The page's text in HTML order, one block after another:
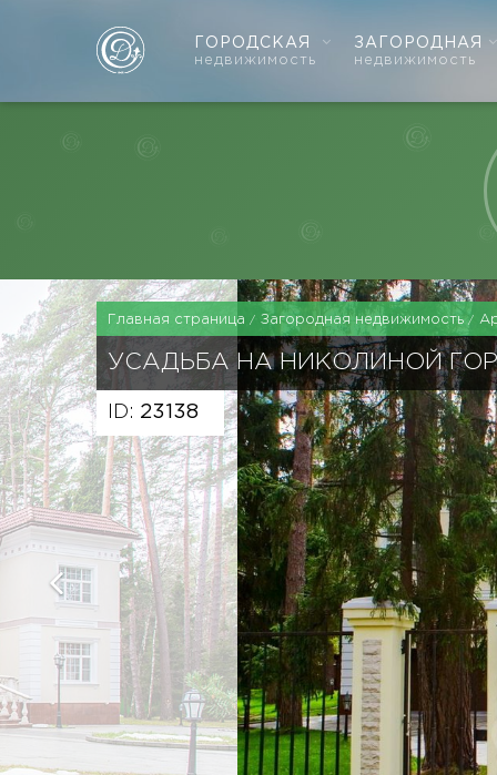
ГОРОДСКАЯ
недвижимость
ЗАГОРОДНАЯ
недвижимость
Главная страница Загородная недвижимость
УСАДЬБА НА НИКОЛИНОЙ
ID: 23138